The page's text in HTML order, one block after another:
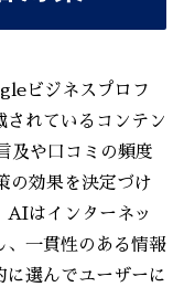
ビジネスプロフ
されているコンテン
及や口コミの頻度
の効果を決定づけ
AIはインターネッ
、一貫性のある情報
に選んでユーザーに